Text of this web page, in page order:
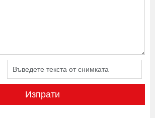
Изпрати